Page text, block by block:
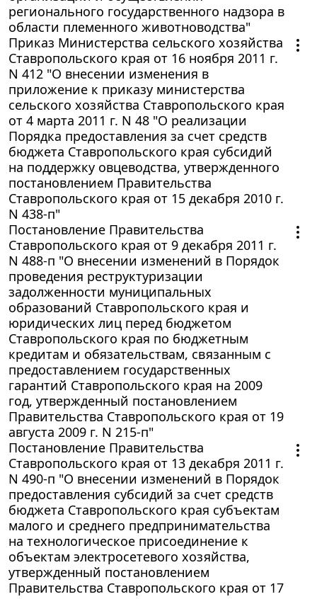
регионального государственного надзора в
области племенного животноводства"
Приказ Министерства сельского хозяйства
Ставропольского края от 16 ноября 2011 г.
N 412 "О внесении изменения в
приложение к приказу министерства
сельского хозяйства Ставропольского края
от 4 марта 2011 г. N 48 "О реализации
Порядка предоставления за счет средств
бюджета Ставропольского края субсидий
на поддержку овцеводства, утвержденного
постановлением Правительства
Ставропольского края от 15 декабря 2010 г.
N 438-п"
Постановление Правительства
Ставропольского края от 9 декабря 2011 г.
N 488-п "О внесении изменений в Порядок
проведения реструктуризации
задолженности муниципальных
образований Ставропольского края и
юридических лиц перед бюджетом
Ставропольского края по бюджетным
кредитам и обязательствам, связанным с
предоставлением государственных
гарантий Ставропольского края на 2009
год, утвержденный постановлением
Правительства Ставропольского края от 19
августа 2009 г. N 215-п"
Постановление Правительства
Ставропольского края от 13 декабря 2011 г.
N 490-п "О внесении изменений в Порядок
предоставления субсидий за счет средств
бюджета Ставропольского края субъектам
малого и среднего предпринимательства
на технологическое присоединение к
объектам электросетевого хозяйства,
утвержденный постановлением
Правительства Ставропольского края от 17